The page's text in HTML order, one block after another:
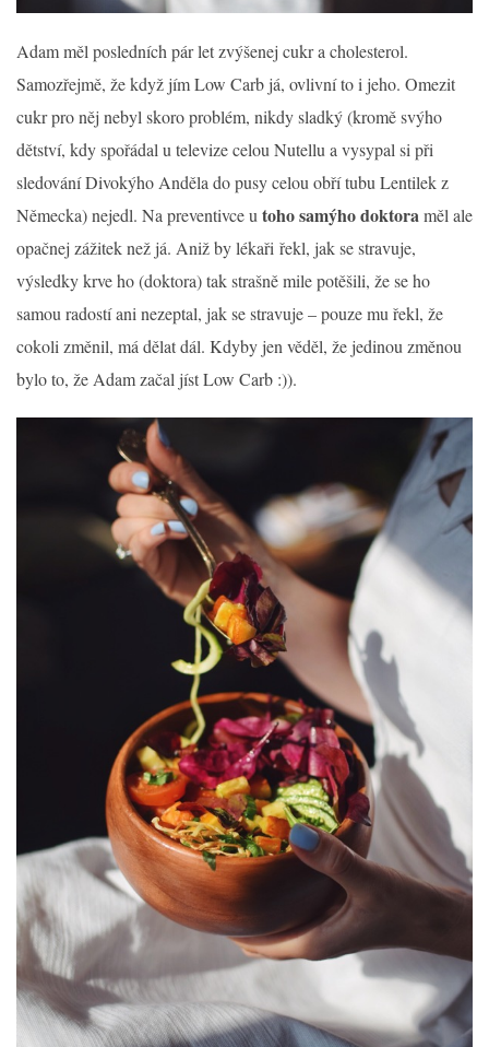
Adam měl posledních pár let zvýšenej cukr a cholesterol.
Samozřejmě, že když jím Low Carb já, ovlivní to i jeho. Omezit
cukr pro něj nebyl skoro problém, nikdy sladký (kromě svýho
dětství, kdy spořádal u televize celou Nutellu a vysypal si při
sledování Divokýho Anděla do pusy celou obří tubu Lentilek z
Německa) nejedl. Na preventivce u toho samýho doktoraměl ale
opačnej zážitek než já. Aniž by lékaři řekl, jak se stravuje,
výsledky krve ho (doktora) tak strašně mile potěšili, že se ho
samou radostí ani nezeptal, jak se stravuje – pouze mu řekl, že
cokoli změnil, má dělat dál. Kdyby jen věděl, že jedinou změnou
bylo to, že Adam začal jíst Low Carb :)).